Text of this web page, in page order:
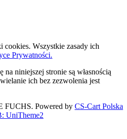
Wszystkie zasady ich
Prywatności.
na niniejszej stronie są własnością
ich bez zezwolenia jest
FUCHS. Powered by CS-Cart Polska
UniTheme2